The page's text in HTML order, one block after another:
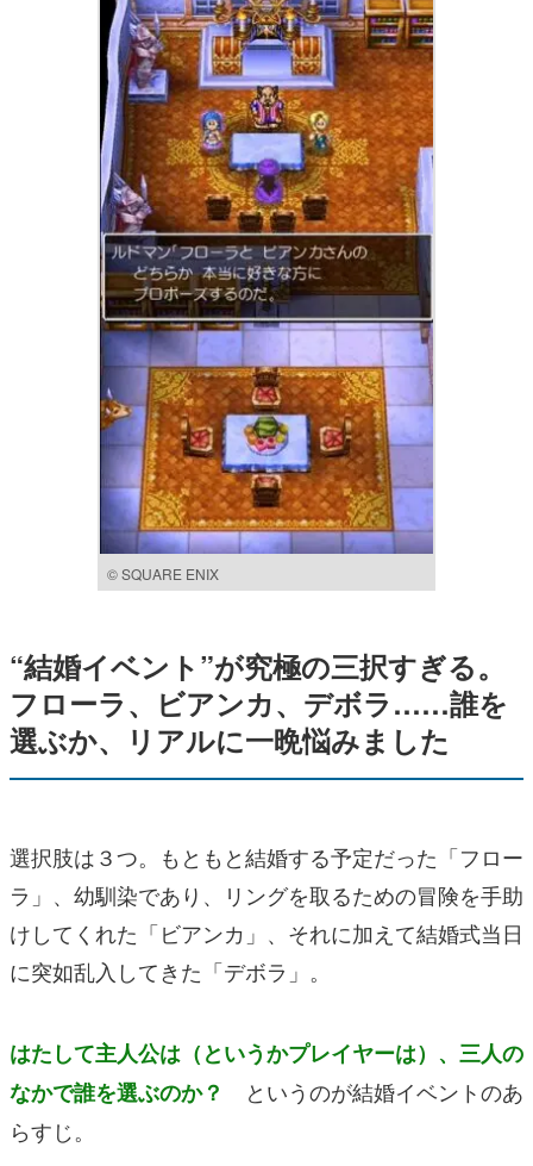
© SQUARE ENIX
“結婚イベント”が究極の三択すぎる。
フローラ、ビアンカ、デボラ……誰を
選ぶか、リアルに一晩悩みました
選択肢は３つ。もともと結婚する予定だった「フロー
ラ」、幼馴染であり、リングを取るための冒険を手助
けしてくれた「ビアンカ」、それに加えて結婚式当日
に突如乱入してきた「デボラ」。
はたして主人公は（というかプレイヤーは）、三人の
なかで誰を選ぶのか？
というのが結婚イベントのあ
らすじ。